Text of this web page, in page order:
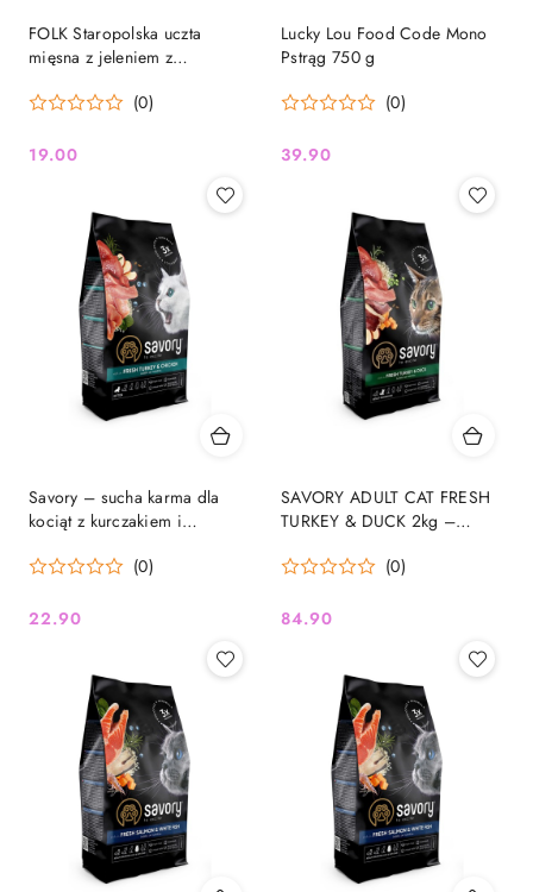
FOLK Staropolska uczta
mięsna z jeleniem z
i dyni - karma dla kota sucha
(0)
Cena:
19.00
Lucky Lou Food Code Mono
Pstrąg 750 g
(0)
Cena:
39.90
Savory – sucha karma dla
kociąt z kurczakiem i
(0)
Cena:
22.90
SAVORY ADULT CAT FRESH
TURKEY & DUCK 2kg –
indykiem i kaczką dla kotów
(0)
Cena:
84.90